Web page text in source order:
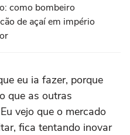
como bombeiro
de açaí em império
eu ia fazer, porque
que as outras
vejo que o mercado
fica tentando inovar